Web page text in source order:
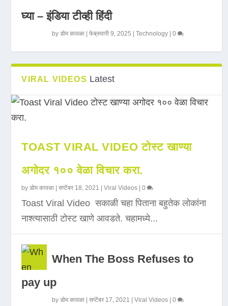
घ्या – इंडिया टीव्ही हिंदी
byडोम कावळा |फेब्रुवारी 9, 2025 |Technology |0
VIRAL VIDEOS Latest
TOAST VIRAL VIDEO टोस्ट खाण्या
अगोदर १०० वेळा विचार करा.
byडोम कावळा |सप्टेंबर 18, 2021 |Viral Videos |0
Toast Viral Video सकाळी चहा पिताना बहुतेक लोकांना
नाश्त्यासाठी टोस्ट खाणे आवडते. चहामध्ये...
When The Boss Refuses to
pay up
byडोम कावळा |सप्टेंबर 17, 2021 |Viral Videos |0